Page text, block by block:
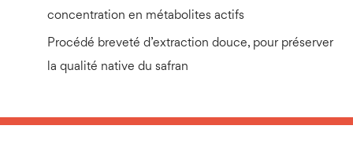
concentration en métabolites actifs
Procédé breveté d’extraction douce, pour préserver
la qualité native du safran